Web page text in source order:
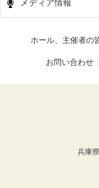
メディア情報
ホール、主催者の
お問い合わせ
兵庫